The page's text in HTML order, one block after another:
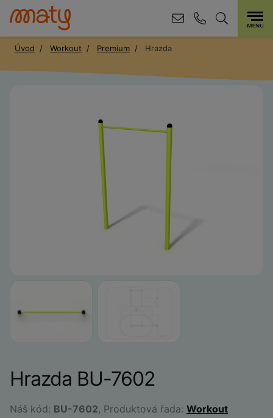
Úvod Workout Premium Hrazda
Hrazda BU-7602
Náš kód: BU-7602, Produktová řada: Workout